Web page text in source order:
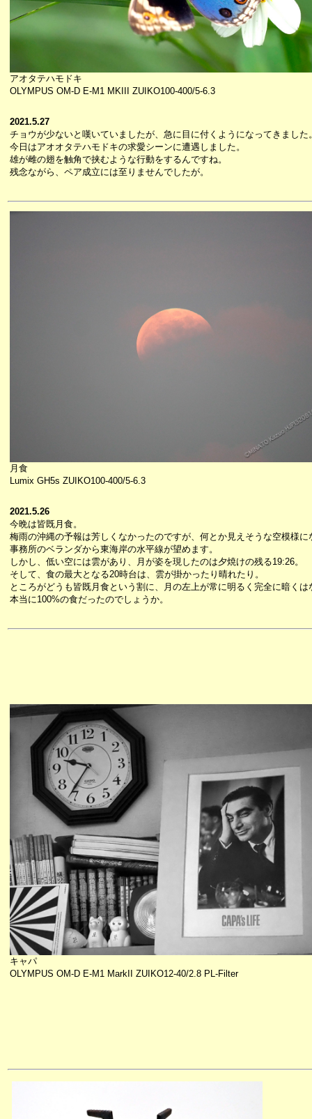
アオタテハモドキ
OLYMPUS OM-D E-M1 MKIII ZUIKO100-400/5-6.3
2021.5.27
チョウが少ないと嘆いていましたが、急に目に付くようになってきました
今日はアオオタテハモドキの求愛シーンに遭遇しました。
雄が雌の翅を触角で挟むような行動をするんですね。
残念ながら、ペア成立には至りませんでしたが。
月食
Lumix GH5s ZUIKO100-400/5-6.3
2021.5.26
今晩は皆既月食。
梅雨の沖縄の予報は芳しくなかったのですが、何とか見えそうな空模様に
事務所のベランダから東海岸の水平線が望めます。
しかし、低い空には雲があり、月が姿を現したのは夕焼けの残る19:26。
そして、食の最大となる20時台は、雲が掛かったり晴れたり。
ところがどうも皆既月食という割に、月の左上が常に明るく完全に暗く
本当に100%の食だったのでしょうか。
キャパ
OLYMPUS OM-D E-M1 MarkII ZUIKO12-40/2.8 PL-Filter